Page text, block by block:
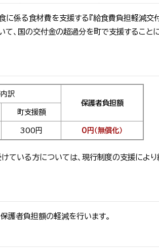
係る食材費を支援する『給食費負担軽減交
、国の交付金の超過分を町で支援すること
訳
保護者負担額
町支援額
300円 0円（無償化）
ている方については、現行制度の支援により
護者負担額の軽減を行います。